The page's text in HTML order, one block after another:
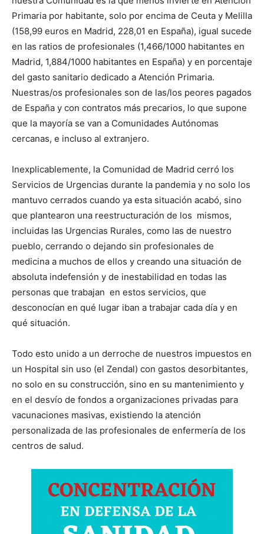
Primaria por habitante, solo por encima de Ceuta y Melilla
(158,99 euros en Madrid, 228,01 en España), igual sucede
en las ratios de profesionales (1,466/1000 habitantes en
Madrid, 1,884/1000 habitantes en España) y en porcentaje
del gasto sanitario dedicado a Atención Primaria.
Nuestras/os profesionales son de las/los peores pagados
de España y con contratos más precarios, lo que supone
que la mayoría se van a Comunidades Autónomas
cercanas, e incluso al extranjero.
Inexplicablemente, la Comunidad de Madrid cerró los
Servicios de Urgencias durante la pandemia y no solo los
mantuvo cerrados cuando ya esta situación acabó, sino
que plantearon una reestructuración de los mismos,
incluidas las Urgencias Rurales, como las de nuestro
pueblo, cerrando o dejando sin profesionales de
medicina a muchos de ellos y creando una situación de
absoluta indefensión y de inestabilidad en todas las
personas que trabajan en estos servicios, que
desconocían en qué lugar iban a trabajar cada día y en
qué situación.
Todo esto unido a un derroche de nuestros impuestos en
un Hospital sin uso (el Zendal) con gastos desorbitantes,
no solo en su construcción, sino en su mantenimiento y
en el desvío de fondos a organizaciones privadas para
vacunaciones masivas, existiendo la atención
personalizada de las profesionales de enfermería de los
centros de salud.